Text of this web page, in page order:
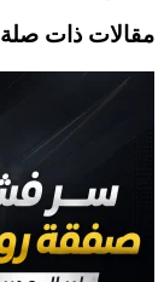
البريد
مقالات ذات صلة